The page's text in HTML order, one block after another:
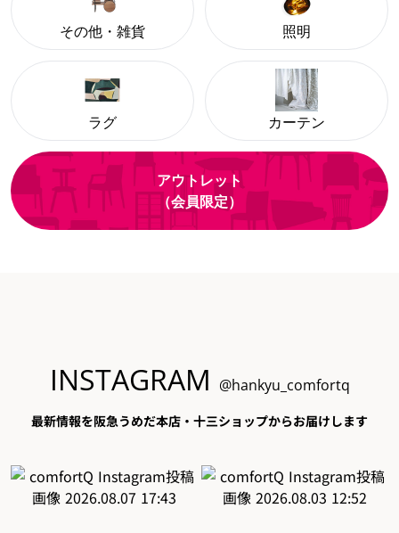
その他・雑貨 照明
ラグ カーテン
アウトレット
（会員限定）
INSTAGRAM @hankyu_comfortq
最新情報を阪急うめだ本店・十三ショップからお届けします